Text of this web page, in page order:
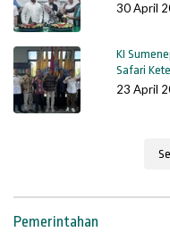
30 April
KI
Safari
23 April
Pemerintahan